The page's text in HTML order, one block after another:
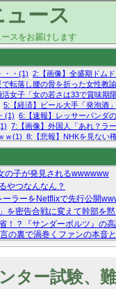
ース
スをお届けします
・・(1) 2:【画像】全盛期ドム
転落し腰の骨を折った女性教
女子「女の若さは33で賞味期
5:【経済】ビール大手「発泡酒
(1) 6:【速報】レッサーパンダ
7:【画像】外国人「あれ？ラ
ｗ(1) 8:【悲報】NHKを見ない
縮小は間違いでした」(1) 10:
足りてません…」(1)
の子が発見されるwwwwww
やつなんなん？
ーラーをNetflixで先行公開
を密告合戦に変えて幹部を
！？『サンダーボルツ』の
の裏で渦巻くファンの本音
で拾ったエロ画像貼っ
ンター試験、